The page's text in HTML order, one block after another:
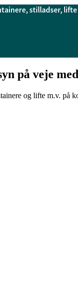
stilladser,
på veje
og lifte m.v. på